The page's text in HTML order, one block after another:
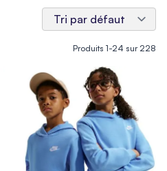
Produits 1-24 sur228